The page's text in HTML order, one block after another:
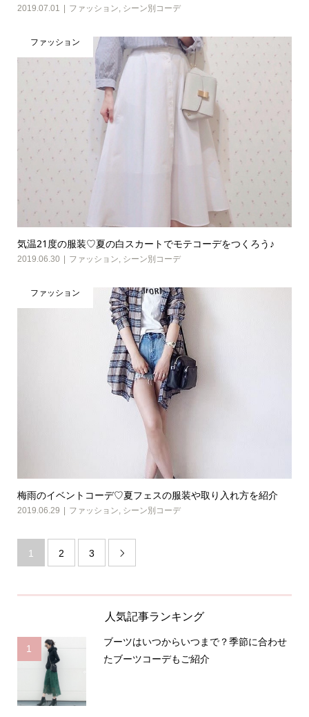
2019.07.01 ファッション シーン別コーデ
ファッション
気温21度の服装♡夏の白スカートでモテコーデをつくろう♪
2019.06.30 ファッション, シーン別コーデ
ファッション
梅雨のイベントコーデ♡夏フェスの服装や取り入れ方を紹介
2019.06.29 ファッション, シーン別コーデ
1 2 3 
人気記事ランキング
1
ブーツはいつからいつまで？季節に合わせ
たブーツコーデもご紹介